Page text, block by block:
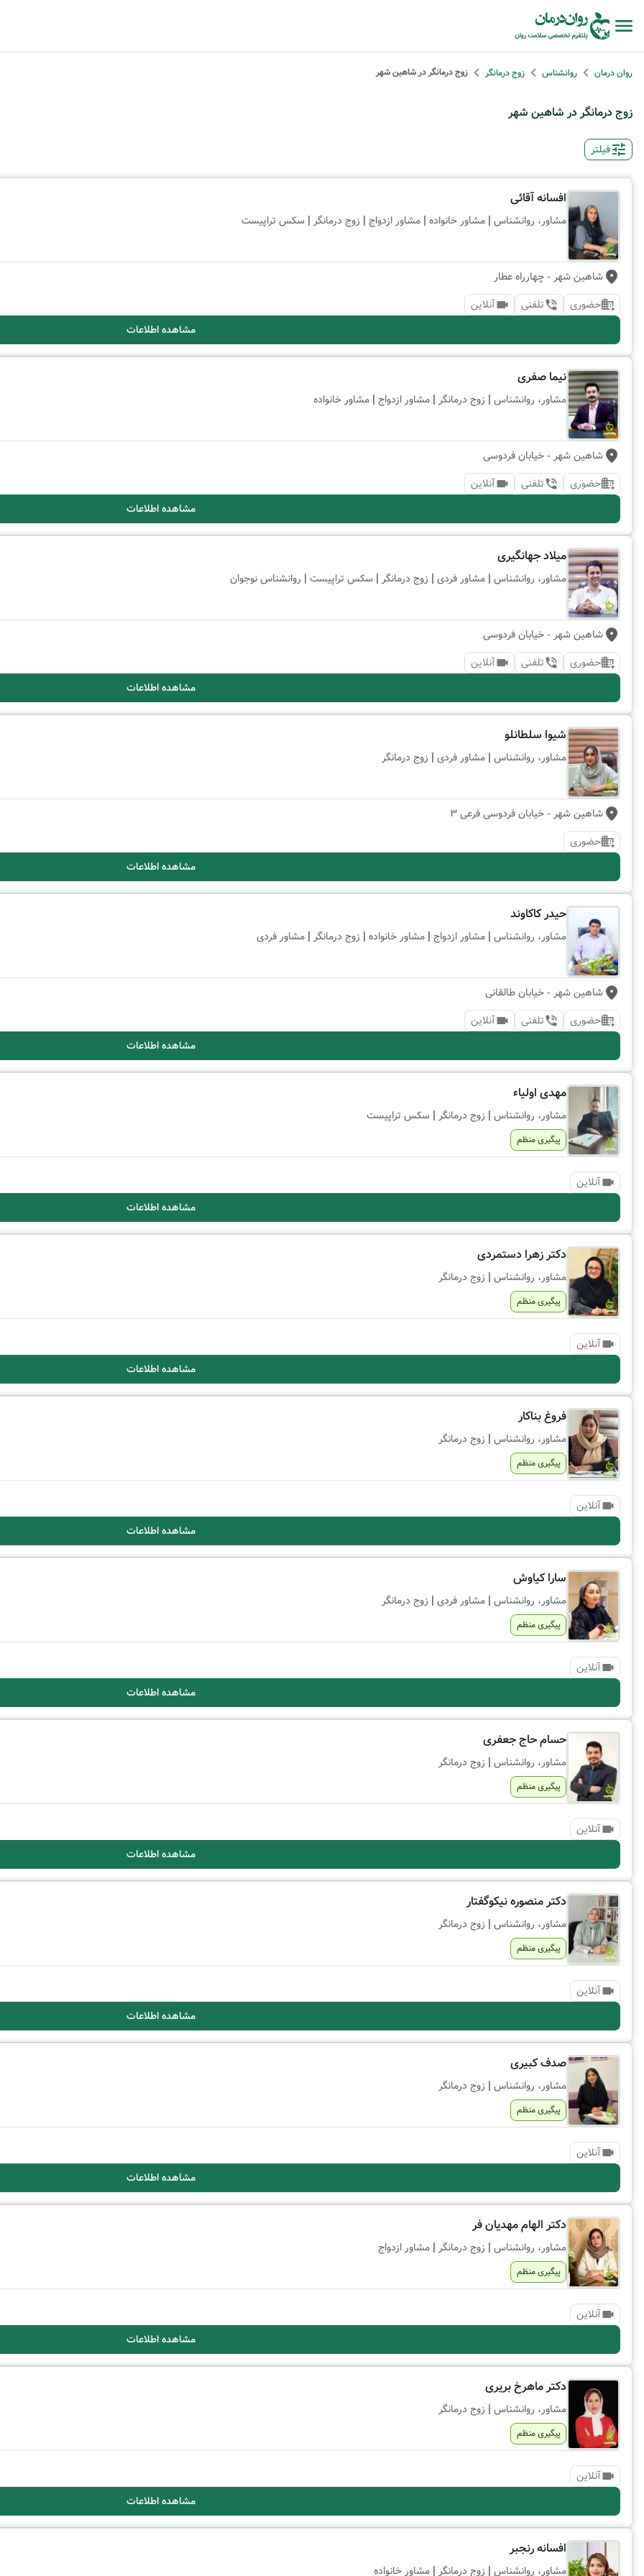
روان درمان روانشناس زوج درمانگر زوج درمانگر در شاهین شهر
زوج درمانگر در شاهین شهر
فیلتر
افسانه آقائی
مشاور، روانشناس | مشاور خانواده | مشاور ازدواج | زوج درمانگر | سکس تراپیست
شاهین شهر - چهارراه عطار
حضوری
تلفنی
آنلاین
مشاهده اطلاعات
نیما صفری
مشاور، روانشناس | زوج درمانگر | مشاور ازدواج | مشاور خانواده
شاهین شهر - خیابان فردوسی
حضوری
تلفنی
آنلاین
مشاهده اطلاعات
میلاد جهانگیری
مشاور، روانشناس | مشاور فردی | زوج درمانگر | سکس تراپیست | روانشناس نوجوان
شاهین شهر - خیابان فردوسی
حضوری
تلفنی
آنلاین
مشاهده اطلاعات
شیوا سلطانلو
مشاور، روانشناس | مشاور فردی | زوج درمانگر
شاهین شهر - خیابان فردوسی فرعی 3
حضوری
مشاهده اطلاعات
حیدر کاکاوند
مشاور، روانشناس | مشاور ازدواج | مشاور خانواده | زوج درمانگر | مشاور فردی
شاهین شهر - خیابان طالقانی
حضوری
تلفنی
آنلاین
مشاهده اطلاعات
مهدی اولیاء
مشاور، روانشناس | زوج درمانگر | سکس تراپیست
پیگیری منظم
آنلاین
مشاهده اطلاعات
دکتر زهرا دستمردی
مشاور، روانشناس | زوج درمانگر
پیگیری منظم
آنلاین
مشاهده اطلاعات
فروغ بناکار
مشاور، روانشناس | زوج درمانگر
پیگیری منظم
آنلاین
مشاهده اطلاعات
سارا کیاوش
مشاور، روانشناس | مشاور فردی | زوج درمانگر
پیگیری منظم
آنلاین
مشاهده اطلاعات
حسام حاج جعفری
مشاور، روانشناس | زوج درمانگر
پیگیری منظم
آنلاین
مشاهده اطلاعات
دکتر منصوره نیکوگفتار
مشاور، روانشناس | زوج درمانگر
پیگیری منظم
آنلاین
مشاهده اطلاعات
صدف کبیری
مشاور، روانشناس | زوج درمانگر
پیگیری منظم
آنلاین
مشاهده اطلاعات
دکتر الهام مهدیان فر
مشاور، روانشناس | زوج درمانگر | مشاور ازدواج
پیگیری منظم
آنلاین
مشاهده اطلاعات
دکتر ماهرخ بریری
مشاور، روانشناس | زوج درمانگر
پیگیری منظم
آنلاین
مشاهده اطلاعات
افسانه رنجبر
مشاور، روانشناس | زوج درمانگر | مشاور خانواده